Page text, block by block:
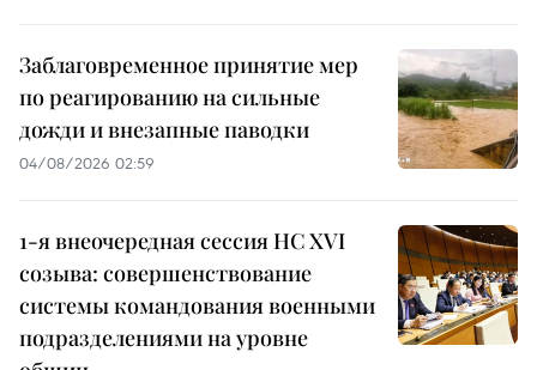
Заблаговременное принятие мер
по реагированию на сильные
дожди и внезапные паводки
04/08/2026 02:59
1-я внеочередная сессия НС XVI
созыва: совершенствование
системы командования военными
подразделениями на уровне